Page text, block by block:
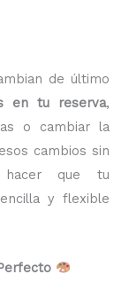
de último
en tu reserva,
o cambiar la
cambios sin
hacer que tu
y flexible